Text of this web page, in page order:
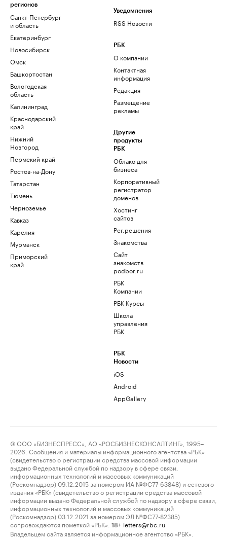
регионов
Санкт-Петербург
и область
Екатеринбург
Новосибирск
Омск
Башкортостан
Вологодская
область
Калининград
Краснодарский
край
Нижний
Новгород
Пермский край
Ростов-на-Дону
Татарстан
Тюмень
Черноземье
Кавказ
Карелия
Мурманск
Приморский
край
Уведомления
RSS Новости
РБК
О компании
Контактная
информация
Редакция
Размещение
рекламы
Другие
продукты
РБК
Облако для
бизнеса
Корпоративный
регистратор
доменов
Хостинг
сайтов
Рег.решения
Знакомства
Сайт
знакомств
podbor.ru
РБК
Компании
РБК Курсы
Школа
управления
РБК
РБК
Новости
iOS
Android
AppGallery
© ООО «БИЗНЕСПРЕСС», АО «РОСБИЗНЕСКОНСАЛТИНГ», 1995–
2026. Сообщения и материалы информационного агентства «РБК»
(свидетельство о регистрации средства массовой информации
выдано Федеральной службой по надзору в сфере связи,
информационных технологий и массовых коммуникаций
(Роскомнадзор) 09.12.2015 за номером ИА №ФС77-63848) и сетевого
издания «РБК» (свидетельство о регистрации средства массовой
информации выдано Федеральной службой по надзору в сфере связи,
информационных технологий и массовых коммуникаций
(Роскомнадзор) 03.12.2021 за номером ЭЛ №ФС77-82385)
сопровождаются пометкой «РБК».
18+ letters@rbc.ru
Владельцем сайта является информационное агентство «РБК».